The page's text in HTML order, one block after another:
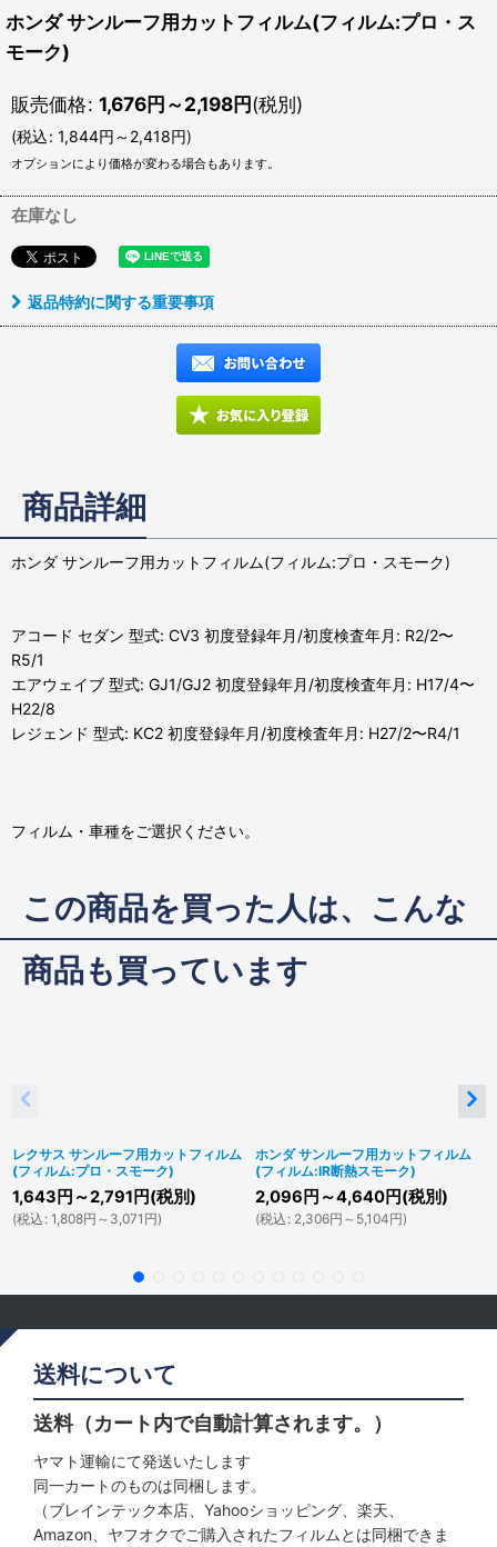
ホンダ サンルーフ用カットフィルム(フィルム:プロ・ス
モーク)
販売価格: 1,676円～2,198円(税別)
(税込: 1,844円 ～2,418円)
オプションにより価格が変わる場合もあります。
在庫なし
返品特約に関する重要事項
商品詳細
ホンダ サンルーフ用カットフィルム(フィルム:プロ・スモーク)
アコード セダン 型式: CV3 初度登録年月/初度検査年月: R2/2〜
R5/1
エアウェイブ 型式: GJ1/GJ2 初度登録年月/初度検査年月: H17/4〜
H22/8
レジェンド 型式: KC2 初度登録年月/初度検査年月: H27/2〜R4/1
フィルム・車種をご選択ください。
この商品を買った人は、こんな
商品も買っています
レクサス サンルーフ用カットフィルム
(フィルム:プロ・スモーク)
1,643 円 ～2,791 円(税別)
(税込 : 1,808円 ～3,071 円)
ホンダ サンルーフ用カットフィルム
(フィルム:IR断熱スモーク)
2,096 円 ～4,640円(税別)
(税込 : 2,306円 ～5,104円)
送料について
送料（カート内で自動計算されます。）
ヤマト運輸にて発送いたします
同一カートのものは同梱します。
（ブレインテック本店、Yahooショッピング、楽天、
Amazon、ヤフオクでご購入されたフィルムとは同梱できま